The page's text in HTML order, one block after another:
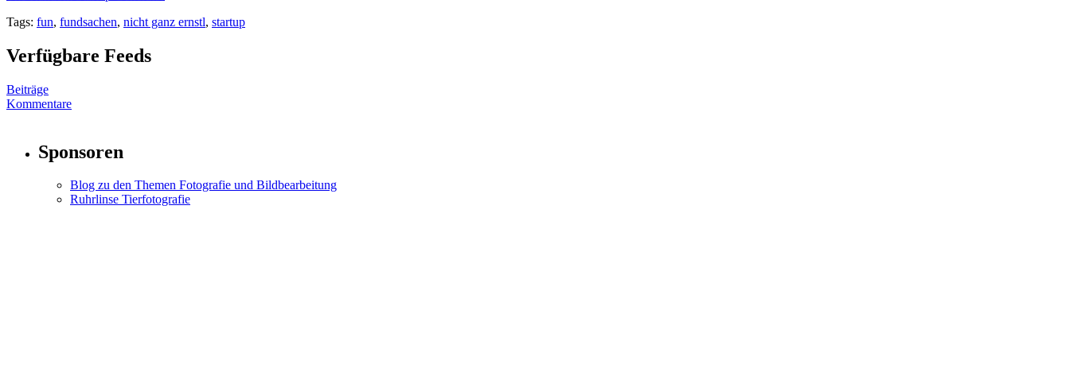
Tags: fun, fundsachen, nicht ganz ernstl, startup
Verfügbare Feeds
Beiträge
Kommentare
Sponsoren
Blog zu den Themen Fotografie und Bildbearbeitung
Ruhrlinse Tierfotografie